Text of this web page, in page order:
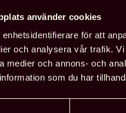
använder cookies
enhetsidentifierare för att
och analysera vår trafik.
medier och annons- och
som du har
– Forskning har
sedan år 2000, då
och
Sedan 2018 är Svensk
huvudarrangör för